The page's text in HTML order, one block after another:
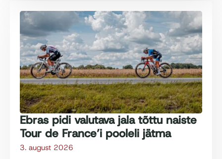
Ebras pidi valutava jala tõttu naiste
Tour de France’i pooleli jätma
3. august 2026